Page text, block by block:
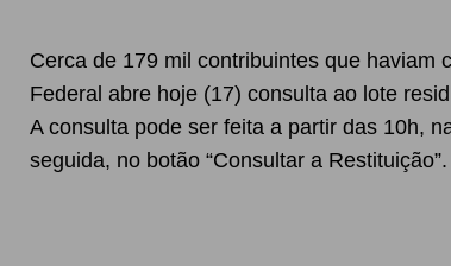
Cerca de 179 mil contribuintes que haviam
Federal abre hoje (17) consulta ao lote
A consulta pode ser feita a partir das 10h,
seguida, no botão “Consultar a